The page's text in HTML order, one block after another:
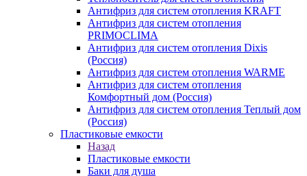
Антифриз для систем отопления KRAFT
Антифриз для систем отопления
PRIMOCLIMA
Антифриз для систем отопления Dixis
(Россия)
Антифриз для систем отопления WARME
Антифриз для систем отопления
Комфортный дом (Россия)
Антифриз для систем отопления Теплый дом
(Россия)
Пластиковые емкости
Назад
Пластиковые емкости
Баки для душа